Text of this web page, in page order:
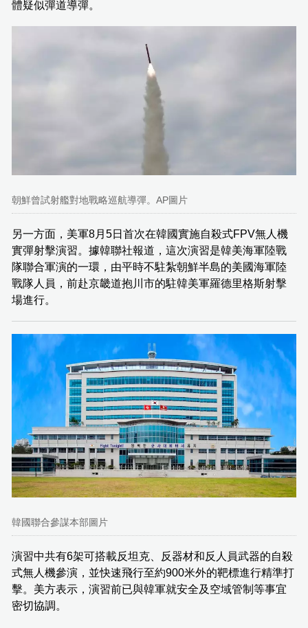
體疑似彈道導彈。
朝鮮曾試射艦對地戰略巡航導彈。AP圖片
另一方面，美軍8月5日首次在韓國實施自殺式FPV無人機
實彈射擊演習。據韓聯社報道，這次演習是韓美海軍陸戰
隊聯合軍演的一環，由平時不駐紮朝鮮半島的美國海軍陸
戰隊人員，前赴京畿道抱川市的駐韓美軍羅德里格斯射擊
場進行。
韓國聯合參謀本部圖片
演習中共有6架可搭載反坦克、反器材和反人員武器的自殺
式無人機參演，並快速飛行至約900米外的靶標進行精準打
擊。美方表示，演習前已與韓軍就安全及空域管制等事宜
密切協調。